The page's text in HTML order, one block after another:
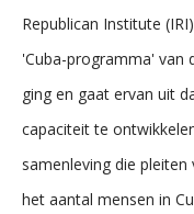
Republican Institute
'Cuba-programma' van
ging en gaat ervan uit
capaciteit te
samenleving die
het aantal mensen in